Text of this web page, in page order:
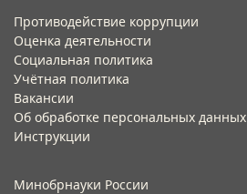
Противодействие коррупции
Оценка деятельности
Социальная политика
Учётная политика​
Вакансии​
Об обработке персональных данных​
Инструкции​
Минобрнауки России